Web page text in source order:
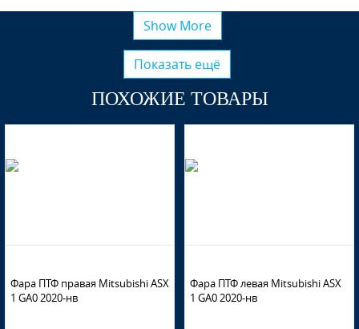
Show More
Показать ещё
ПОХОЖИЕ ТОВАРЫ
Фара ПТФ правая Mitsubishi ASX
1 GA0 2020-нв
Фара ПТФ левая Mitsubishi ASX
1 GA0 2020-нв